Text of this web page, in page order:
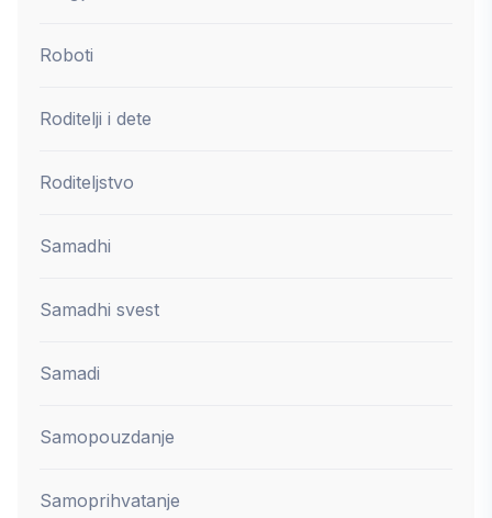
Roboti
Roditelji i dete
Roditeljstvo
Samadhi
Samadhi svest
Samadi
Samopouzdanje
Samoprihvatanje